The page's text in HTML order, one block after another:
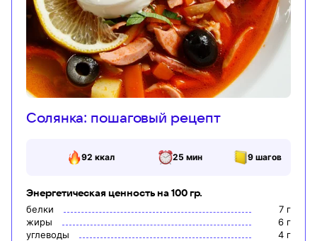
Солянка: пошаговый рецепт
92 ккал 25 мин 9 шагов
Энергетическая ценность на 100 гр.
белки 7 г
жиры
6 г
углеводы
4 г